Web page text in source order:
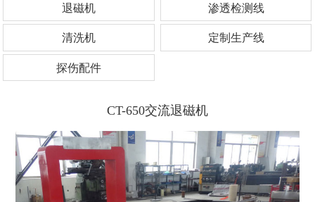
退磁机 渗透检测线
清洗机 定制生产线
探伤配件
CT-650交流退磁机